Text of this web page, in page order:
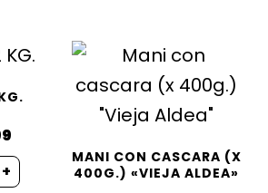
+
MANI CON CASCARA (X
400G.) «VIEJA ALDEA»